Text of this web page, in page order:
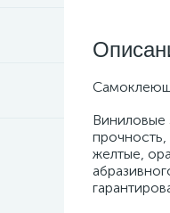
Виниловые
прочность,
желтые,